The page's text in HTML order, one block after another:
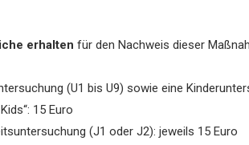
erhalten für den Nachweis dieser
(U1 bis U9) sowie eine
15 Euro
(J1 oder J2): jeweils 15 Euro